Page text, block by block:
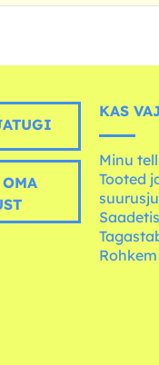
KAS
Minu
Tooted